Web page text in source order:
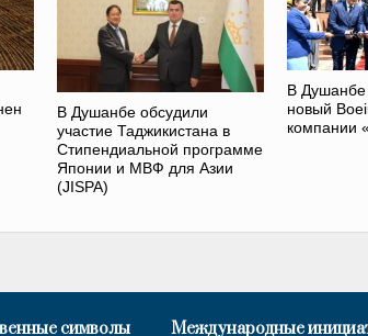
В Душанбе обсудили
участие Таджикистана в
Стипендиальной программе
Японии и МВФ для Азии
(JISPA)
В Душанбе
новый
компании
символы Международные